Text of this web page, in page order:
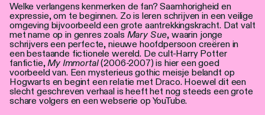
Welke verlangens kenmerken de fan? Saamhorigheid en
expressie, om te beginnen. Zo is leren schrijven in een veilige
omgeving bijvoorbeeld een grote aantrekkingskracht. Dat valt
met name op in genres zoals Mary Sue, waarin jonge
schrijvers een perfecte, nieuwe hoofdpersoon creëren in
een bestaande fictionele wereld. De cult-Harry Potter
fanfictie,My Immortal(2006-2007) is hier een goed
voorbeeld van. Een mysterieus gothic meisje belandt op
Hogwarts en begint een relatie met Draco. Hoewel dit een
slecht geschreven verhaal is heeft het nog steeds een grote
schare volgers en een webserie op YouTube.